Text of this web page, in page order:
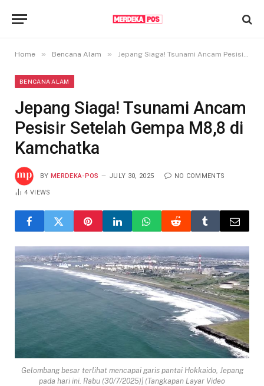
Home » Bencana Alam » Jepang Siaga! Tsunami Ancam Pesisir Setelah Gempa M8,8 di Kamchatka
BENCANA ALAM
Jepang Siaga! Tsunami Ancam
Pesisir Setelah Gempa M8,8 di
Kamchatka
BY MERDEKA-POS JULY 30, 2025 NO COMMENTS
4VIEWS
Gelombang besar terlihat mencapai garis pantai Hokkaido, Jepang
pada hari ini. Rabu (30/7/2025)| (Tangkapan Layar Video